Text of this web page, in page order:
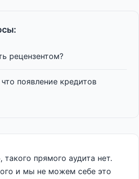
рецензентом?
появление кредитов
прямого аудита нет.
и мы не можем себе это